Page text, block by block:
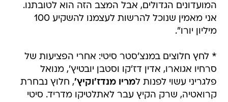
המועדונים הגדולים, אבל המצב הזה הוא לטובתנו.
אני מאמין שנוכל להרשות לעצמנו להשקיע 100
מיליון יורו".
* לחץ חלוצים במנצ'סטר סיטי: אחרי הפציעות של
סרחיו אגוארו, אדין דז'קו וסטבן יובטיץ', מנואל
פלגריני עשוי לפנות למריו מנדז'וקיץ', חלוץ נבחרת
קרואטיה, שרק הקיץ עבר לאתלטיקו מדריד. סיטי